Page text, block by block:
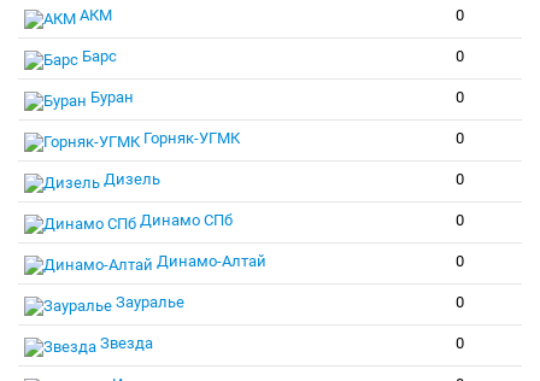
АКМ 0
Барс 0
Буран 0
Горняк-УГМК 0
Дизель 0
Динамо СПб 0
Динамо-Алтай 0
Зауралье 0
Звезда 0